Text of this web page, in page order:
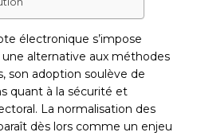
électronique s’impose
alternative aux méthodes
son adoption soulève de
quant à la sécurité et
La normalisation des
dès lors comme un enjeu